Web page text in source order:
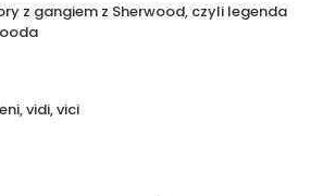
z gangiem z Sherwood, czyli legenda
vidi, vici